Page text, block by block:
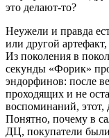
это делают-то?
Неужели и правда
или другой
Из поколения в
секунды «Форик»
эндорфинов: после
проходящих и не
воспоминаний, этот,
Понятно, почему в
ДЦ, покупатели